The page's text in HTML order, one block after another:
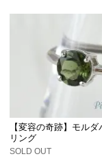
【変容の奇跡】モル
リング
SOLD OUT